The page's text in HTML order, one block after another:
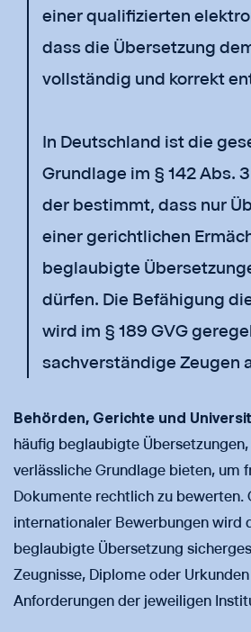
einer qualifizierten
dass die Übersetzung
vollständig und korrekt
In Deutschland ist die
Grundlage im § 142 Abs.
der bestimmt, dass nur
einer gerichtlichen
beglaubigte
dürfen. Die Befähigung
wird im § 189 GVG
sachverständige Zeugen
Behörden, Gerichte und
häufig beglaubigte Übersetzungen,
verlässliche Grundlage bieten, um
Dokumente rechtlich zu bewerten.
internationaler Bewerbungen wird
beglaubigte Übersetzung
Zeugnisse, Diplome oder
Anforderungen der jeweiligen